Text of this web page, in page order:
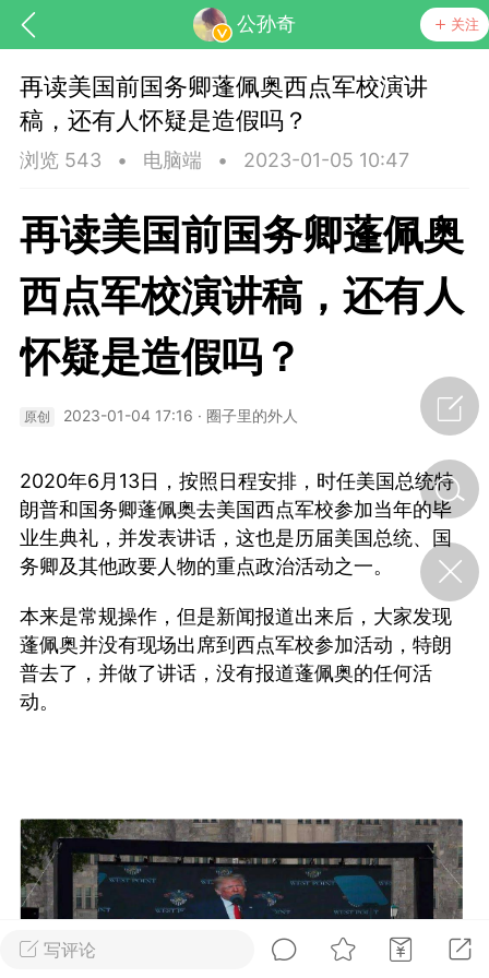
公孙奇 关注
节气气象
·特急预警】关
节返乡期间“闪
0
如何购买【理肺清瘟膏】
【养正护络膏】？
时精气
0
谷气行、营卫通：内经视角
下的脾胃调养要义
写评论
再读美国前国务卿蓬佩奥西点军校演讲
稿，还有人怀疑是造假吗？
浏览 543 • 电脑端 • 2023-01-05 10:47
再读美国前国务卿蓬佩奥
西点军校演讲稿，还有人
怀疑是造假吗？
原创 2023-01-04 17:16 · 圈子里的外人
2020年6月13日，按照日程安排，时任美国总统特
朗普和国务卿蓬佩奥去美国西点军校参加当年的毕
业生典礼，并发表讲话，这也是历届美国总统、国
务卿及其他政要人物的重点政治活动之一。
本来是常规操作，但是新闻报道出来后，大家发现
蓬佩奥并没有现场出席到西点军校参加活动，特朗
普去了，并做了讲话，没有报道蓬佩奥的任何活
动。